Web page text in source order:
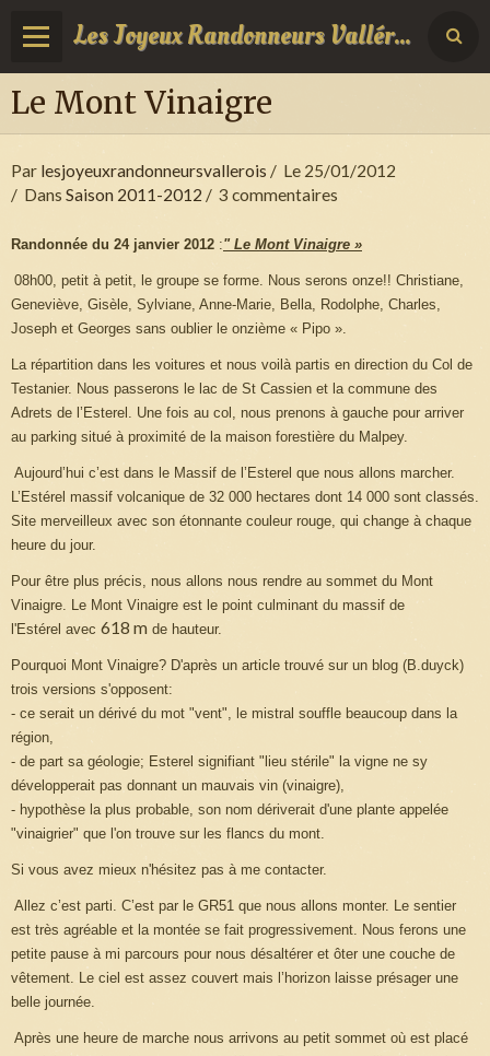
Les Joyeux Randonneurs Vallérois
Le Mont Vinaigre
Par lesjoyeuxrandonneursvallerois
Le 25/01/2012
Dans Saison 2011-2012 3 commentaires
Randonnée du 24 janvier 2012 :" Le Mont Vinaigre »
08h00, petit à petit, le groupe se forme. Nous serons onze!! Christiane,
Geneviève, Gisèle, Sylviane, Anne-Marie, Bella, Rodolphe, Charles,
Joseph et Georges sans oublier le onzième « Pipo ».
La répartition dans les voitures et nous voilà partis en direction du Col de
Testanier. Nous passerons le lac de St Cassien et la commune des
Adrets de l’Esterel. Une fois au col, nous prenons à gauche pour arriver
au parking situé à proximité de la maison forestière du Malpey.
Aujourd’hui c’est dans le Massif de l’Esterel que nous allons marcher.
L’Estérel massif volcanique de 32 000 hectares dont 14 000 sont classés
Site merveilleux avec son étonnante couleur rouge, qui change à chaque
heure du jour.
Pour être plus précis, nous allons nous rendre au sommet du Mont
Vinaigre. Le Mont Vinaigre est le point culminant du massif de
l'Estérel avec 618 m de hauteur.
Pourquoi Mont Vinaigre? D'après un article trouvé sur un blog (B.duyck)
trois versions s'opposent:
- ce serait un dérivé du mot "vent", le mistral souffle beaucoup dans la
région,
- de part sa géologie; Esterel signifiant "lieu stérile" la vigne ne sy
développerait pas donnant un mauvais vin (vinaigre),
- hypothèse la plus probable, son nom dériverait d'une plante appelée
"vinaigrier" que l'on trouve sur les flancs du mont.
Si vous avez mieux n'hésitez pas à me contacter.
Allez c’est parti. C’est par le GR51 que nous allons monter. Le sentier
est très agréable et la montée se fait progressivement. Nous ferons une
petite pause à mi parcours pour nous désaltérer et ôter une couche de
vêtement. Le ciel est assez couvert mais l’horizon laisse présager une
belle journée.
Après une heure de marche nous arrivons au petit sommet où est placé